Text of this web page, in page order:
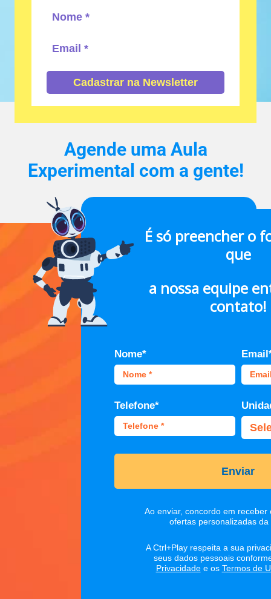
Cadastrar na Newsletter
Agende uma Aula
Experimental com a gente!
É só preencher o
que
a nossa equipe
contato!
Nome*
Telefone*
Enviar
Ao enviar, concordo em receber
ofertas personalizadas da
A Ctrl+Play respeita a sua
seus dados pessoais
Privacidadee os Termos de